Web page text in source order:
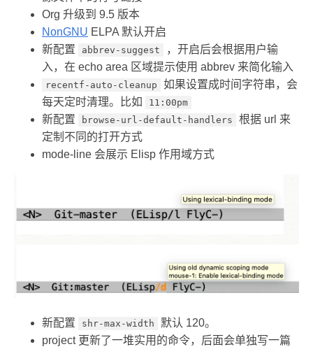
Org 升级到 9.5 版本
NonGNU ELPA 默认开启
新配置
abbrev-suggest
，开启后会根据用户输
入，在 echo area 区域提示使用 abbrev 来简化输入
recentf-auto-cleanup
如果设置成时间字符串，会
每天定时清理。比如
11:00pm
新配置 browse-url-default-handlers
根据 url 来
定制不同的打开方式
mode-line 会展示 Elisp 作用域方式
新配置 shr-max-width
默认 120。
project 更新了一堆实用的命令，后面会单独写一篇